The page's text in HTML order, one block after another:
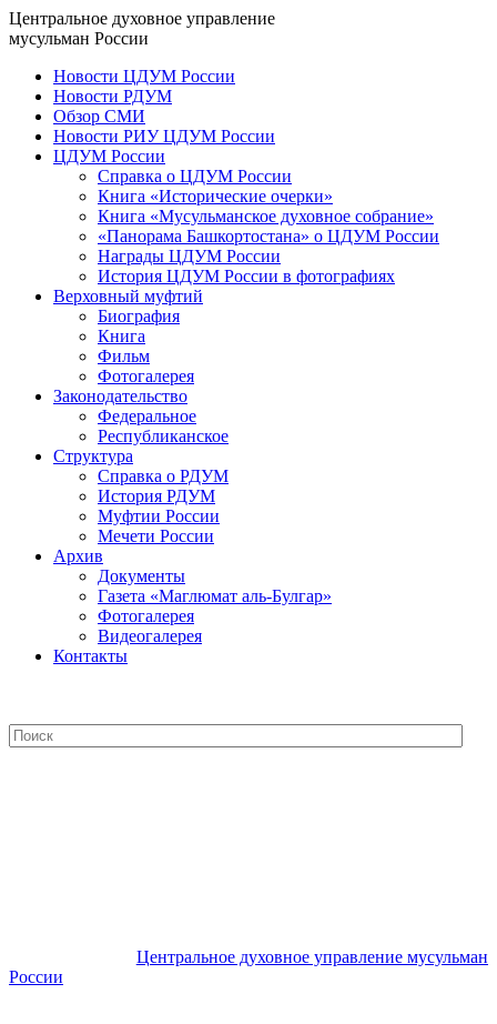
Центральное духовное управление
мусульман России
Новости ЦДУМ России
Новости РДУМ
Обзор СМИ
Новости РИУ ЦДУМ России
ЦДУМ России
Справка о ЦДУМ России
Книга «Исторические очерки»
Книга «Мусульманское духовное собрание»
«Панорама Башкортостана» о ЦДУМ России
Награды ЦДУМ России
История ЦДУМ России в фотографиях
Верховный муфтий
Биография
Книга
Фильм
Фотогалерея
Законодательство
Федеральное
Республиканское
Структура
Справка о РДУМ
История РДУМ
Муфтии России
Мечети России
Архив
Документы
Газета «Маглюмат аль-Булгар»
Фотогалерея
Видеогалерея
Контакты
Центральное духовное управление мусульман
России